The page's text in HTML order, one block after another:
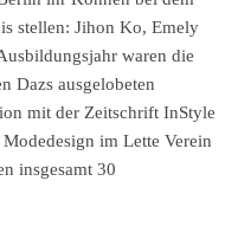
stellen: Jihon Ko, Emely
waren die
Dazs ausgelobeten
mit der Zeitschrift InStyle
im Lette Verein
insgesamt 30